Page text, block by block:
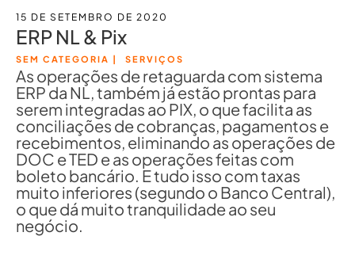
15 DE SETEMBRO DE 2020
ERP NL & Pix
SEM CATEGORIA | SERVIÇOS
As operações de retaguarda com sistema
ERP da NL, também já estão prontas para
serem integradas ao PIX, o que facilita as
conciliações de cobranças, pagamentos e
recebimentos, eliminando as operações de
DOC e TED e as operações feitas com
boleto bancário. E tudo isso com taxas
muito inferiores (segundo o Banco Central),
o que dá muito tranquilidade ao seu
negócio.